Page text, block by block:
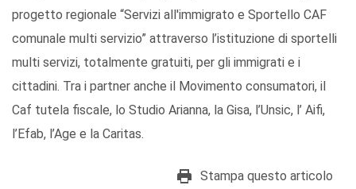
progetto regionale “Servizi all'immigrato e Sportello CAF
comunale multi servizio” attraverso l’istituzione di sportelli
multi servizi, totalmente gratuiti, per gli immigrati e i
cittadini. Tra i partner anche il Movimento consumatori, il
Caf tutela fiscale, lo Studio Arianna, la Gisa, l’Unsic, l’ Aifi,
l’Efab, l’Age e la Caritas.
Stampa questo articolo